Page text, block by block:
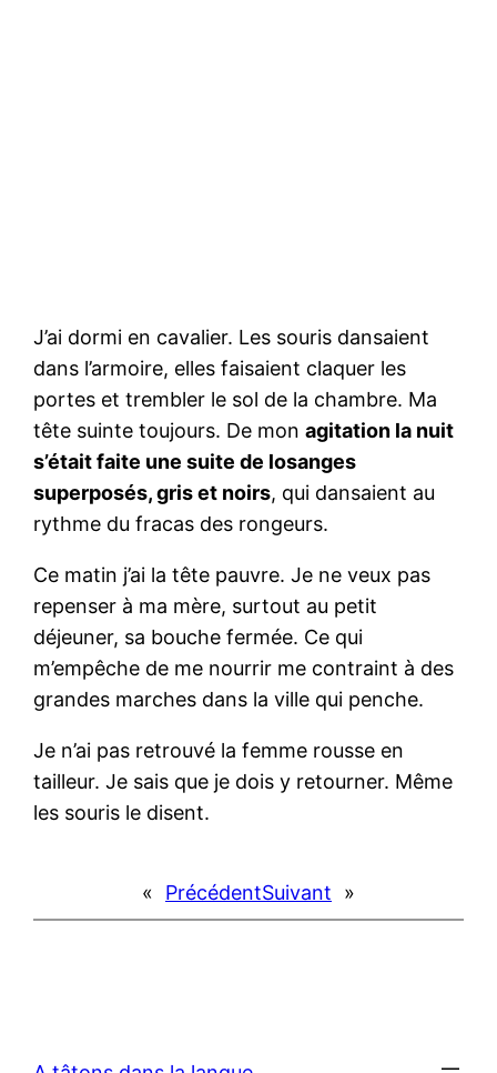
J’ai dormi en cavalier. Les souris dansaient
dans l’armoire, elles faisaient claquer les
portes et trembler le sol de la chambre. Ma
tête suinte toujours. De monagitation la nuit
s’était faite une suite de losanges
superposés, gris et noirs, qui dansaient au
rythme du fracas des rongeurs.
Ce matin j’ai la tête pauvre. Je ne veux pas
repenser à ma mère, surtout au petit
déjeuner, sa bouche fermée. Ce qui
m’empêche de me nourrir me contraint à des
grandes marches dans la ville qui penche.
Je n’ai pas retrouvé la femme rousse en
tailleur. Je sais que je dois y retourner. Même
les souris le disent.
« PrécédentSuivant »